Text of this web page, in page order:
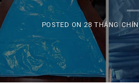
POSTED ON 28 THÁNG